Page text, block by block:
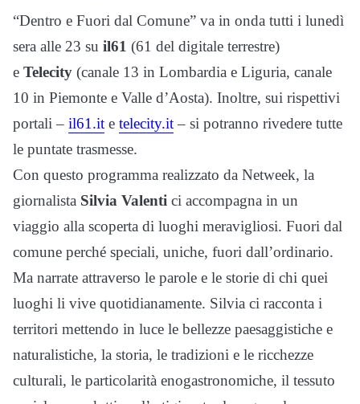
“Dentro e Fuori dal Comune” va in onda tutti i lunedì
sera alle 23 su il61 (61 del digitale terrestre)
e Telecity (canale 13 in Lombardia e Liguria, canale
10 in Piemonte e Valle d’Aosta). Inoltre, sui rispettivi
portali – il61.it e telecity.it– si potranno rivedere tutte
le puntate trasmesse.
Con questo programma realizzato da Netweek, la
giornalista Silvia Valenti ci accompagna in un
viaggio alla scoperta di luoghi meravigliosi. Fuori dal
comune perché speciali, uniche, fuori dall’ordinario.
Ma narrate attraverso le parole e le storie di chi quei
luoghi li vive quotidianamente. Silvia ci racconta i
territori mettendo in luce le bellezze paesaggistiche e
naturalistiche, la storia, le tradizioni e le ricchezze
culturali, le particolarità enogastronomiche, il tessuto